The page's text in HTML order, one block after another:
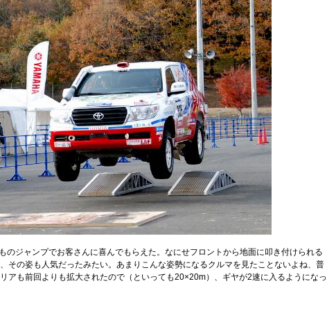
のジャンプでお客さんに喜んでもらえた。なにせフロントから地面に叩き付けられる
その姿も人気だったみたい。あまりこんな姿勢になるクルマを見たことないよね、普
アも前回よりも拡大されたので（といっても20×20m）、ギヤが2速に入るようになっ